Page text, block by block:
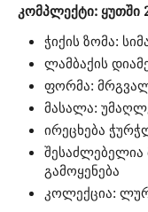
კომპლექტი: ყუთში
ჭიქის ზომა:
ლამბაქის
ფორმა:
მასალა:
ირეცხება
გამოყენება
კოლექცია: